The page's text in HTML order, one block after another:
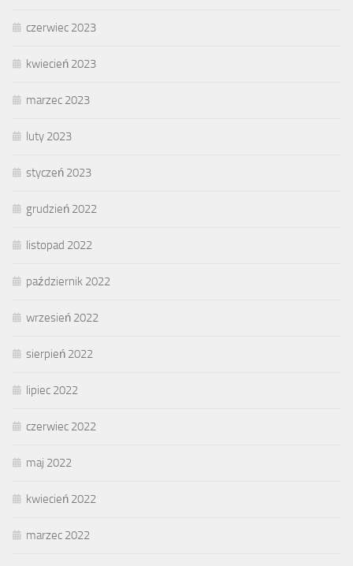
czerwiec 2023
kwiecień 2023
marzec 2023
luty 2023
styczeń 2023
grudzień 2022
listopad 2022
październik 2022
wrzesień 2022
sierpień 2022
lipiec 2022
czerwiec 2022
maj 2022
kwiecień 2022
marzec 2022